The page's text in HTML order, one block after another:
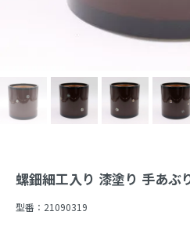
螺鈿細工入り 漆塗り 手あぶ
型番： 21090319